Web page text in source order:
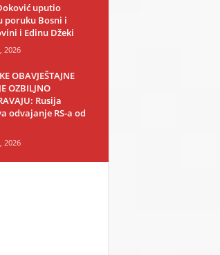
uputio
poruku Bosni i
i Edinu Džeki
2026
OBAVJEŠTAJNE
OZBILJNO
Rusija
odvajanje RS-a od
2026